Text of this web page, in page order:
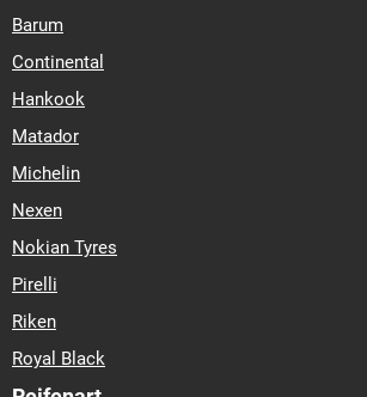
Barum
Continental
Hankook
Matador
Michelin
Nexen
Nokian Tyres
Pirelli
Riken
Royal Black